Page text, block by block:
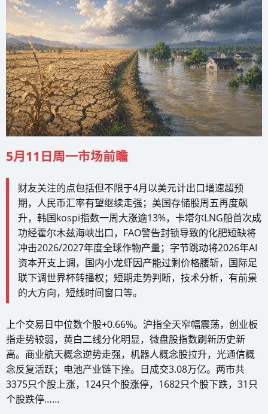
5月11日周一市场前瞻
财友关注的点包括但不限于4月以美元计出口增速超预
期，人民币汇率有望继续走强；美国存储股周五再度飙
升，韩国kospi指数一周大涨逾13%，卡塔尔LNG船首次成
功经霍尔木兹海峡出口，FAO警告封锁导致的化肥短缺将
冲击2026/2027年度全球作物产量；字节跳动将2026年AI
资本开支上调，国内小龙虾因产能过剩价格腰斩，国际足
联下调世界杯转播权；短期走势判断，技术分析，有前景
的大方向，短线时间窗口等。
上个交易日中位数个股+0.66%。沪指全天窄幅震荡，创业板
指走势较弱，黄白二线分化明显，微盘股指数刷新历史新
高。商业航天概念逆势走强，机器人概念股拉升，光通信概
念反复活跃；电池产业链下挫。日成交3.08万亿。两市共
3375只个股上涨，124只个股涨停，1682只个股下跌，31只
个股跌停……